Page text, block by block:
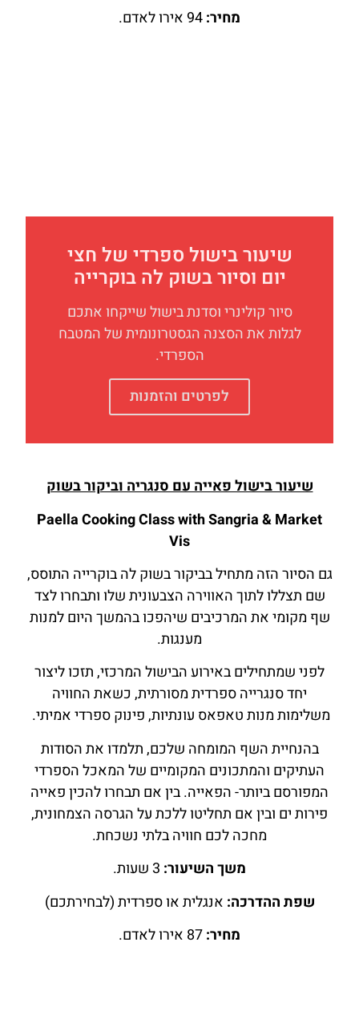
מחיר:94 אירו לאדם.
שיעור בישול ספרדי של חצי
יום וסיור בשוק לה בוקרייה
סיור קולינרי וסדנת בישול שייקחו אתכם
לגלות את הסצנה הגסטרונומית של המטבח
הספרדי.
לפרטים והזמנות
שיעור בישול פאייה עם סנגריה וביקור בשוק
Paella Cooking Class with Sangria & Market
Vis
גם הסיור הזה מתחיל בביקור בשוק לה בוקרייה התוסס,
שם תצללו לתוך האווירה הצבעונית שלו ותבחרו לצד
שף מקומי את המרכיבים שיהפכו בהמשך היום למנות
מענגות.
לפני שמתחילים באירוע הבישול המרכזי, תזכו ליצור
יחד סנגרייה ספרדית מסורתית, כשאת החוויה
משלימות מנות טאפאס עונתיות, פינוק ספרדי אמיתי.
בהנחיית השף המומחה שלכם, תלמדו את הסודות
העתיקים והמתכונים המקומיים של המאכל הספרדי
המפורסם ביותר- הפאייה. בין אם תבחרו להכין פאייה
פירות ים ובין אם תחליטו ללכת על הגרסה הצמחונית,
מחכה לכם חוויה בלתי נשכחת.
משך השיעור: 3 שעות.
שפת ההדרכה: אנגלית או ספרדית (לבחירתכם)
מחיר:87 אירו לאדם.